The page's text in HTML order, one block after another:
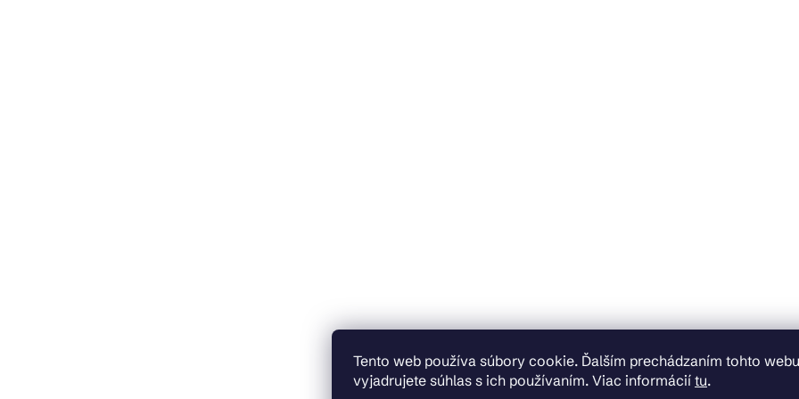
Tento web používa súbory cookie. Ďalším prechádzaním tohto webu
vyjadrujete súhlas s ich používaním. Viac informácií tu.